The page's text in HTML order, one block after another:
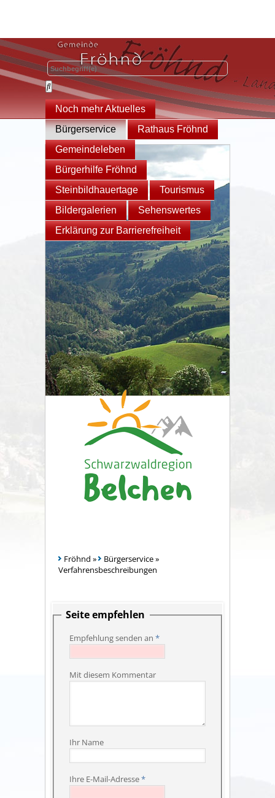
Noch mehr Aktuelles
Bürgerservice
Rathaus Fröhnd
Gemeindeleben
Bürgerhilfe Fröhnd
Steinbildhauertage
Tourismus
Bildergalerien
Sehenswertes
Erklärung zur Barrierefreiheit
Fröhnd » Bürgerservice»
Verfahrensbeschreibungen
Seite empfehlen
Empfehlung senden an *
Mit diesem Kommentar
Ihr Name
Ihre E-Mail-Adresse*